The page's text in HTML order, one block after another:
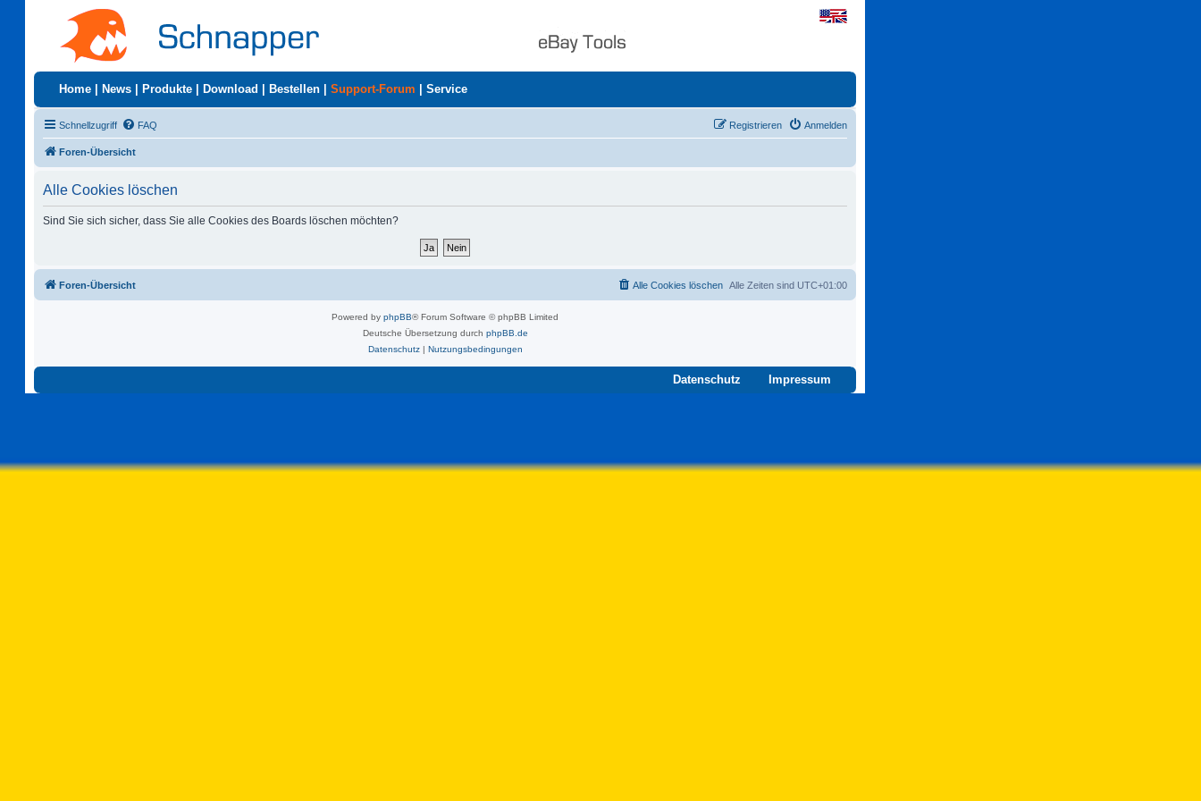
Home News Produkte Download Bestellen Support-Forum Service
Schnellzugriff FAQ Anmelden
Registrieren
Foren-Übersicht
Alle Cookies löschen
Sind Sie sich sicher, dass Sie alle Cookies des Boards löschen möchten?
Foren-Übersicht Alle Zeiten sind UTC+01:00
Alle Cookies löschen
Powered by phpBB® Forum Software © phpBB Limited
Deutsche Übersetzung durch phpBB.de
Datenschutz| Nutzungsbedingungen
Datenschutz Impressum